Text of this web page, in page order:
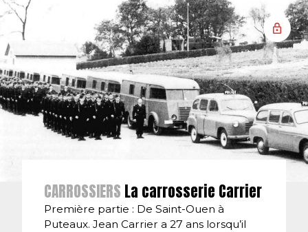
CARROSSIERS La carrosserie Carrier
Première partie : De Saint-Ouen à
Puteaux. Jean Carrier a 27 ans lorsqu’il